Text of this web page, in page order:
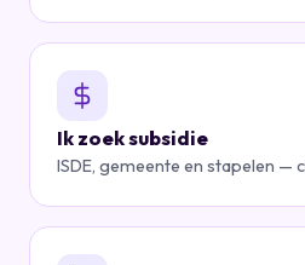
Ik zoek subsidie
ISDE, gemeente en stapelen —